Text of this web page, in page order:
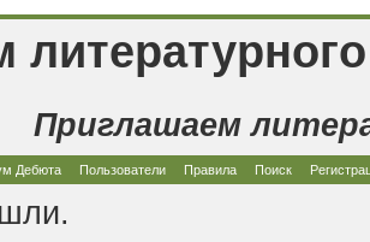
Приглашаем
Дебюта Пользователи Правила Поиск